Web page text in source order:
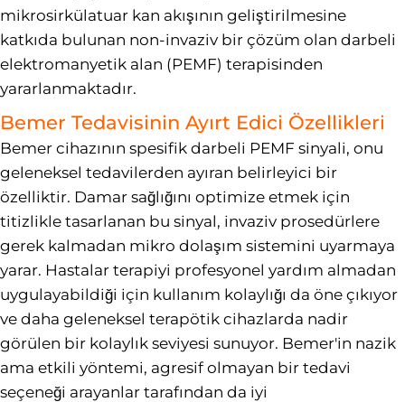
mikrosirkülatuar kan akışının geliştirilmesine
katkıda bulunan non-invaziv bir çözüm olan darbeli
elektromanyetik alan (PEMF) terapisinden
yararlanmaktadır.
Bemer Tedavisinin Ayırt Edici Özellikleri
Bemer cihazının spesifik darbeli PEMF sinyali, onu
geleneksel tedavilerden ayıran belirleyici bir
özelliktir. Damar sağlığını optimize etmek için
titizlikle tasarlanan bu sinyal, invaziv prosedürlere
gerek kalmadan mikro dolaşım sistemini uyarmaya
yarar. Hastalar terapiyi profesyonel yardım almadan
uygulayabildiği için kullanım kolaylığı da öne çıkıyor
ve daha geleneksel terapötik cihazlarda nadir
görülen bir kolaylık seviyesi sunuyor. Bemer'in nazik
ama etkili yöntemi, agresif olmayan bir tedavi
seçeneği arayanlar tarafından da iyi